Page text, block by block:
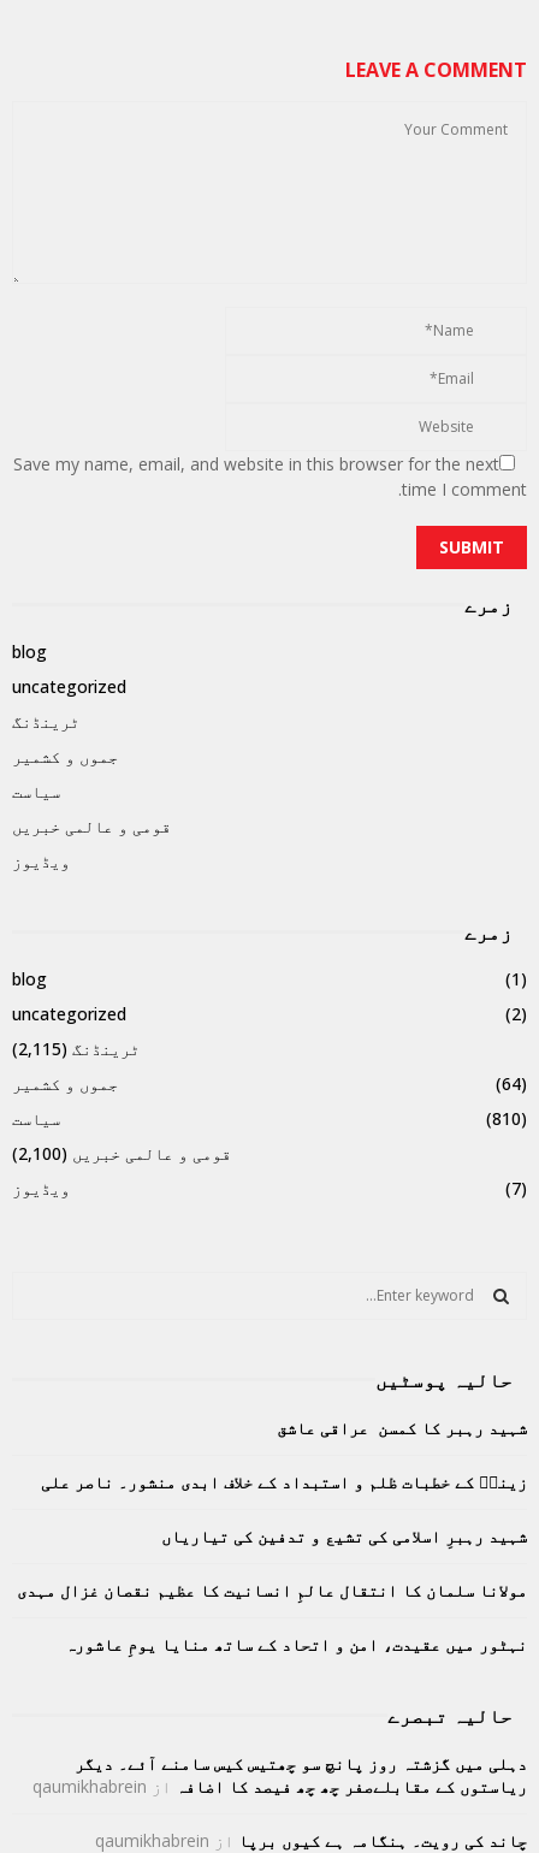
LEAVE A COMMENT
Save my name, email, and website in this browser for the next
time I comment.
زمرے
blog
uncategorized
ٹرینڈنگ
جموں و کشمیر
سیاست
قومی و عالمی خبریں
ویڈیوز
زمرے
blog
(1)
uncategorized
(2)
ٹرینڈنگ (2,115)
جموں و کشمیر
(64)
سیاست
(810)
قومی و عالمی خبریں (2,100)
ویڈیوز
(7)
f
r
E
A
R
C
H
حالیہ پوسٹیں
شہید رہبر کا کمسن عراقی عاشق
زینبؑ کے خطبات ظلم و استبداد کے خلاف ابدی منشور۔ ناصر علی
شہید رہبرِ اسلامی کی تشیع و تدفین کی تیاریاں
مولانا سلمان کا انتقال عالمِ انسانیت کا عظیم نقصان غزال مہدی
نہٹور میں عقیدت، امن و اتحاد کے ساتھ منایا یومِ عاشورہ
حالیہ تبصرے
دہلی میں گزشتہ روز پانچ سو چھتیس کیس سامنے آئے۔ دیگر
ریاستوں کے مقابلےصفر چھ چھ فیصد کا اضافہ
از qaumikhabrein
چاند کی رویت۔ ہنگامہ ہے کیوں برپا از qaumikhabrein